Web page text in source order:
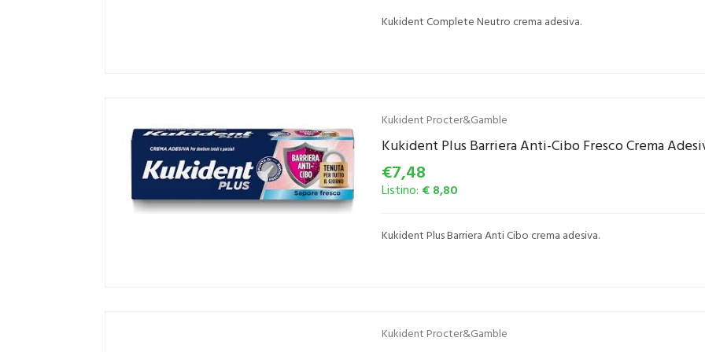
Kukident Complete Neutro crema adesiva.
Kukident Procter&Gamble
Kukident Plus Barriera Anti-Cibo Fresco Crema
€7,48
Listino: € 8,80
Kukident Plus Barriera Anti Cibo crema adesiva.
Kukident Procter&Gamble